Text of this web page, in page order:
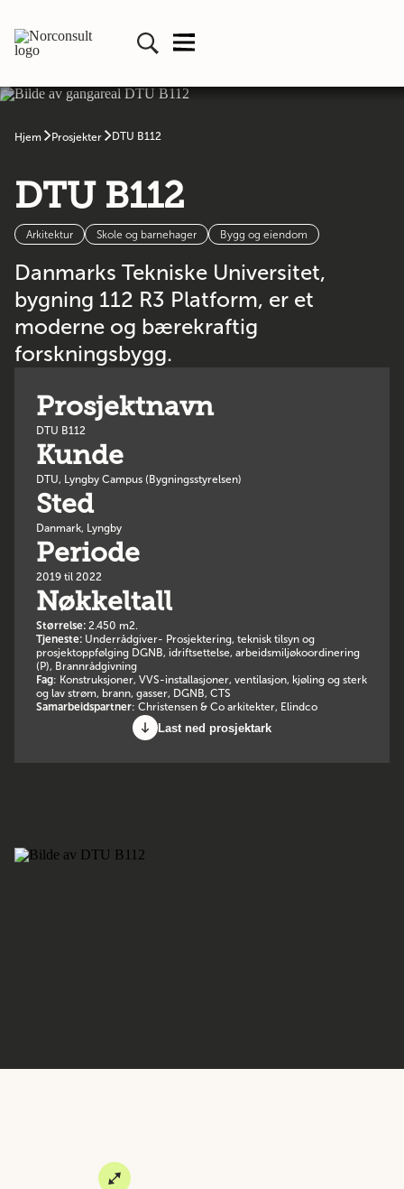
Hjem Prosjekter DTU B112
DTU B112
Arkitektur Skole og barnehager Bygg og eiendom
Danmarks Tekniske Universitet,
bygning 112 R3 Platform, er et
moderne og bærekraftig
forskningsbygg.
Prosjektnavn
DTU B112
Kunde
DTU, Lyngby Campus (Bygningsstyrelsen)
Sted
Danmark, Lyngby
Periode
2019 til 2022
Nøkkeltall
Størrelse: 2.450 m2.
Tjeneste: Underrådgiver- Prosjektering, teknisk tilsyn og
prosjektoppfølging DGNB, idriftsettelse, arbeidsmiljøkoordinering
(P), Brannrådgivning
Fag: Konstruksjoner, VVS-installasjoner, ventilasjon, kjøling og sterk
og lav strøm, brann, gasser, DGNB, CTS
Samarbeidspartner: Christensen & Co arkitekter, Elindco
Last ned prosjektark